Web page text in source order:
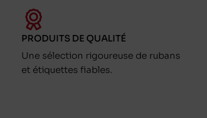
PRODUITS DE QUALITÉ
Une sélection rigoureuse de rubans
et étiquettes fiables.